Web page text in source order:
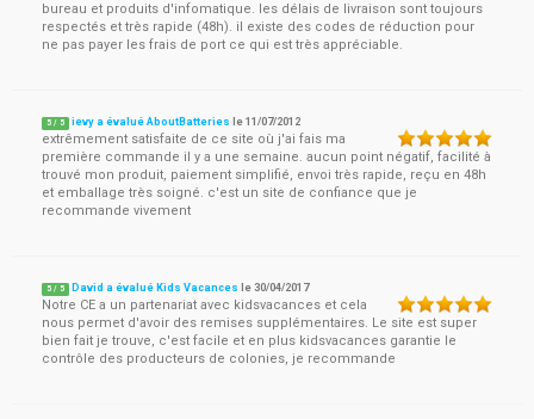
bureau et produits d'infomatique. les délais de livraison sont toujours
respectés et très rapide (48h). il existe des codes de réduction pour
ne pas payer les frais de port ce qui est très appréciable.
5 / 5 ievy a évalué AboutBatteries le11/07/2012
extrêmement satisfaite de ce site où j'ai fais ma
première commande il y a une semaine. aucun point négatif, facilité à
trouvé mon produit, paiement simplifié, envoi très rapide, reçu en 48h
et emballage très soigné. c'est un site de confiance que je
recommande vivement
5 / 5 David a évalué Kids Vacances le30/04/2017
Notre CE a un partenariat avec kidsvacances et cela
nous permet d'avoir des remises supplémentaires. Le site est super
bien fait je trouve, c'est facile et en plus kidsvacances garantie le
contrôle des producteurs de colonies, je recommande